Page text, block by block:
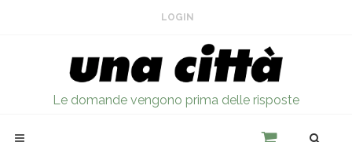
LOGIN
Le domande vengono prima delle risposte